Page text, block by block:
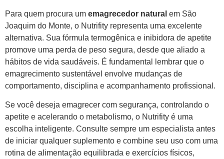
Para quem procura um emagrecedor natural em São
Joaquim do Monte, o Nutrifity representa uma excelente
alternativa. Sua fórmula termogênica e inibidora de apetite
promove uma perda de peso segura, desde que aliado a
hábitos de vida saudáveis. É fundamental lembrar que o
emagrecimento sustentável envolve mudanças de
comportamento, disciplina e acompanhamento profissional.
Se você deseja emagrecer com segurança, controlando o
apetite e acelerando o metabolismo, o Nutrifity é uma
escolha inteligente. Consulte sempre um especialista antes
de iniciar qualquer suplemento e combine seu uso com uma
rotina de alimentação equilibrada e exercícios físicos,